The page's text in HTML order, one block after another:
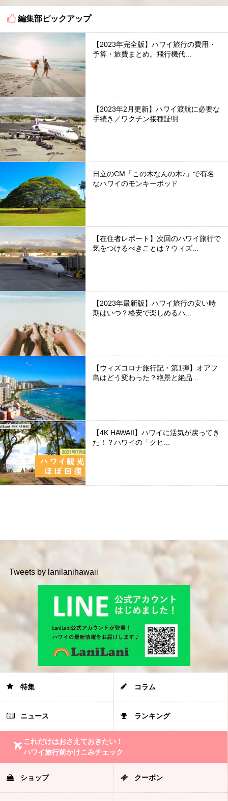
編集部ピックアップ
【2023年完全版】ハワイ旅行の費用・
予算・旅費まとめ。飛行機代...
【2023年2月更新】ハワイ渡航に必要な
手続き／ワクチン接種証明...
日立のCM「この木なんの木♪」で有名
なハワイのモンキーポッド
【在住者レポート】次回のハワイ旅行で
気をつけるべきことは？ウィズ...
【2023年最新版】ハワイ旅行の安い時
期はいつ？格安で楽しめるハ...
【ウィズコロナ旅行記・第1弾】オアフ
島はどう変わった？絶景と絶品...
【4K HAWAII】ハワイに活気が戻ってき
た！？ハワイの「クヒ...
Tweets by lanilanihawaii
特集 コラム
ニュース ランキング
これだけはおさえておきたい！
ハワイ旅行前かけこみチェック
ショップ クーポン